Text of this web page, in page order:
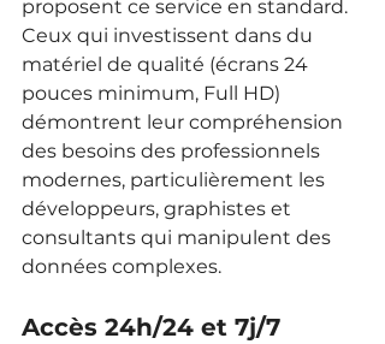
proposent ce service en standard.
Ceux qui investissent dans du
matériel de qualité (écrans 24
pouces minimum, Full HD)
démontrent leur compréhension
des besoins des professionnels
modernes, particulièrement les
développeurs, graphistes et
consultants qui manipulent des
données complexes.
Accès 24h/24 et 7j/7